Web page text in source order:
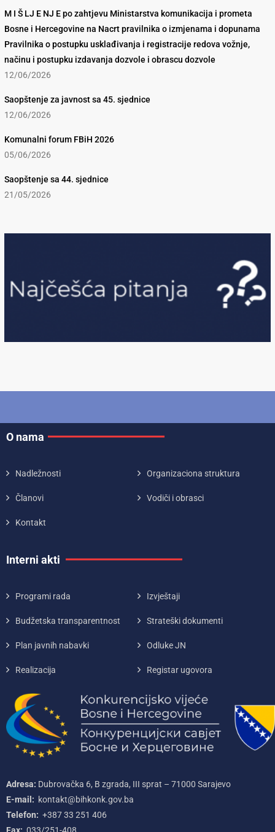
M I Š LJ E NJ E po zahtjevu Ministarstva komunikacija i prometa
Bosne i Hercegovine na Nacrt pravilnika o izmjenama i dopunama
Pravilnika o postupku usklađivanja i registracije redova vožnje,
načinu i postupku izdavanja dozvole i obrascu dozvole
12/06/2026
Saopštenje za javnost sa 45. sjednice
12/06/2026
Komunalni forum FBiH 2026
05/06/2026
Saopštenje sa 44. sjednice
21/05/2026
O nama
Nadležnosti Organizaciona struktura
Članovi Vodiči i obrasci
Kontakt
Interni akti
Programi rada Izvještaji
Budžetska transparentnost Strateški dokumenti
Plan javnih nabavki Odluke JN
Realizacija Registar ugovora
Adresa: Dubrovačka 6, B zgrada, III sprat – 71000‌ Sarajevo
E-mail: kontakt@bihkonk.gov.ba
Telefon: +387‌ 33‌ 251‌ 406